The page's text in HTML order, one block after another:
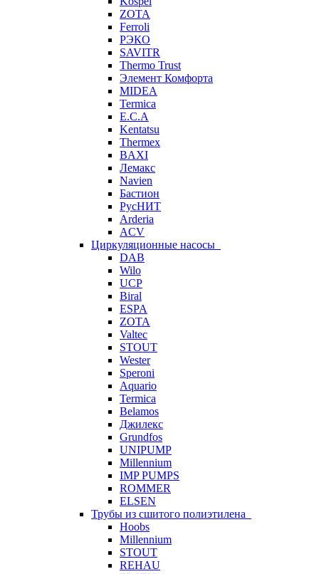
ZOTA
Ferroli
РЭКО
SAVITR
Thermo Trust
Элемент Комфорта
MIDEA
Termica
E.C.A
Kentatsu
Thermex
BAXI
Лемакс
Navien
Бастион
РусНИТ
Arderia
ACV
Циркуляционные насосы
DAB
Wilo
UCP
Biral
ESPA
ZOTA
Valtec
STOUT
Wester
Speroni
Aquario
Termica
Belamos
Джилекс
Grundfos
UNIPUMP
Millennium
IMP PUMPS
ROMMER
ELSEN
Трубы из сшитого полиэтилена
Hoobs
Millennium
STOUT
REHAU